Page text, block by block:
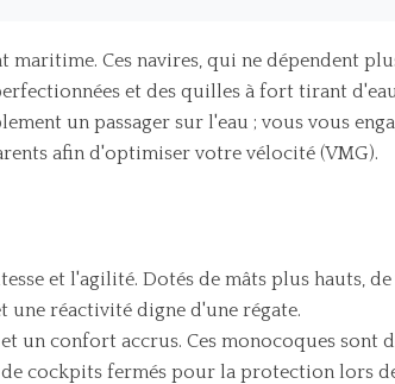
Ces navires, qui ne dépendent
et des quilles à fort tirant
un passager sur l'eau ; vous vous
afin d'optimiser votre vélocité (VMG).
et l'agilité. Dotés de mâts plus hauts,
une réactivité digne d'une régate.
un confort accrus. Ces monocoques sont
cockpits fermés pour la protection lors